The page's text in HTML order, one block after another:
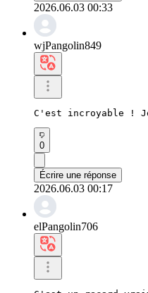
2026.06.03 00:33
wjPangolin849
C'est incroyable !
0
Écrire une réponse
2026.06.03 00:17
elPangolin706